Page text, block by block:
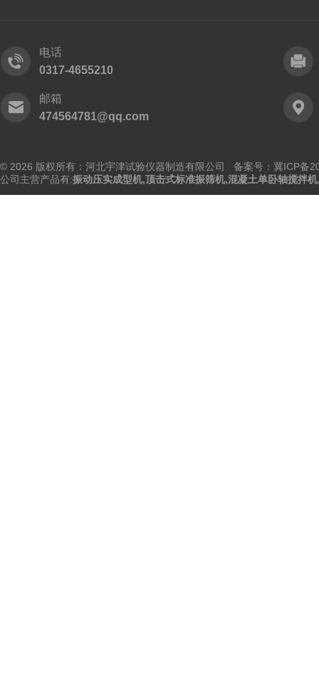
电话
0317-4655210
邮箱
474564781@qq.com
© 2026 版权所有：河北宇津试验仪器制造有限公司 备案号：冀ICP备
公司主营产品有:振动压实成型机,顶击式标准振筛机,混凝土单卧轴搅拌机